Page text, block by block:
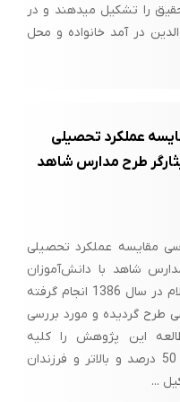
و سرمایه کافی و بکار گیری
را در بر گرفت به همین خاطر
قرآنی و اجتمایی و اخلاقی
به مرحله یادگیری با معارف و
اهل بیت عصمت و طهارت
4 تا 6 سال).
در محضر قرآن‌کریم و انس و
را تشکیل می‏دهند و در
در آمد خانواده و محل
عملکرد تحصیلی
طرح مدارس شاهد
مقایسه عملکرد تحصیلی
شاهد با دانش‌آموزان
شاهد و ایثارگر طرح پراکنده استان ایلام در سال 1386 انجام گرفته
فرضیه پژوهشی طرح گردیده و مورد بررسی
این پژوهش را کلیه
دانش‌آموزان فرزند شاهد و جانبازان 50 درصد و بالاتر و فرزندان
...